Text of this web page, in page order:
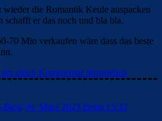
die Romantik Keule auspacken
schafft er das noch und bla bla.
70 Mio verkaufen wäre dass das beste
einen Kommentar abzugeben
Biest 30. März 2023 Beim 15:32